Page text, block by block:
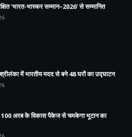
'भारत-भास्कर सम्मान–2026' से सम्मानित
में भारतीय मदद से बने 48 घरों का उद्घाटन
100 अरब के विकास पैकेज से चमकेगा भूटान का